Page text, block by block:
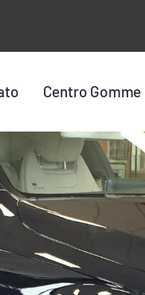
Centro Gomme